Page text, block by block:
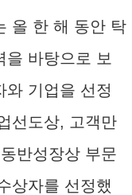
올 한 해 동안 탁
을 바탕으로 보
와 기업을 선정
선도상, 고객만
반성장상 부문
상자를 선정했